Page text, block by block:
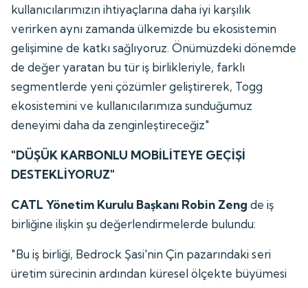
kullanıcılarımızın ihtiyaçlarına daha iyi karşılık
verirken aynı zamanda ülkemizde bu ekosistemin
gelişimine de katkı sağlıyoruz. Önümüzdeki dönemde
de değer yaratan bu tür iş birlikleriyle, farklı
segmentlerde yeni çözümler geliştirerek, Togg
ekosistemini ve kullanıcılarımıza sunduğumuz
deneyimi daha da zenginleştireceğiz"
"DÜŞÜK KARBONLU MOBİLİTEYE GEÇİŞİ
DESTEKLİYORUZ"
CATL Yönetim Kurulu Başkanı Robin Zeng de iş
birliğine ilişkin şu değerlendirmelerde bulundu:
"Bu iş birliği, Bedrock Şasi'nin Çin pazarındaki seri
üretim sürecinin ardından küresel ölçekte büyümesi